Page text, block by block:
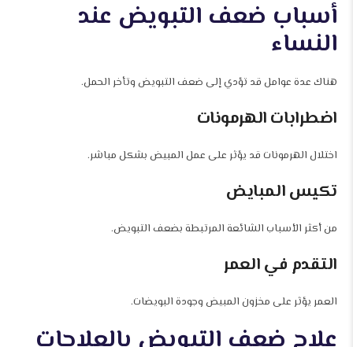
أسباب ضعف التبويض عند
النساء
هناك عدة عوامل قد تؤدي إلى ضعف التبويض وتأخر الحمل.
اضطرابات الهرمونات
اختلال الهرمونات قد يؤثر على عمل المبيض بشكل مباشر.
تكيس المبايض
من أكثر الأسباب الشائعة المرتبطة بضعف التبويض.
التقدم في العمر
العمر يؤثر على مخزون المبيض وجودة البويضات.